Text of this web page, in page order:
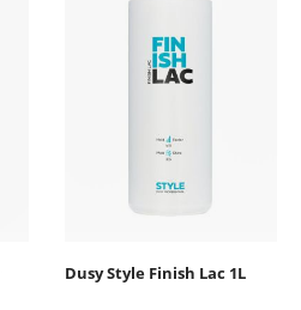
Dusy Style Finish Lac 1L